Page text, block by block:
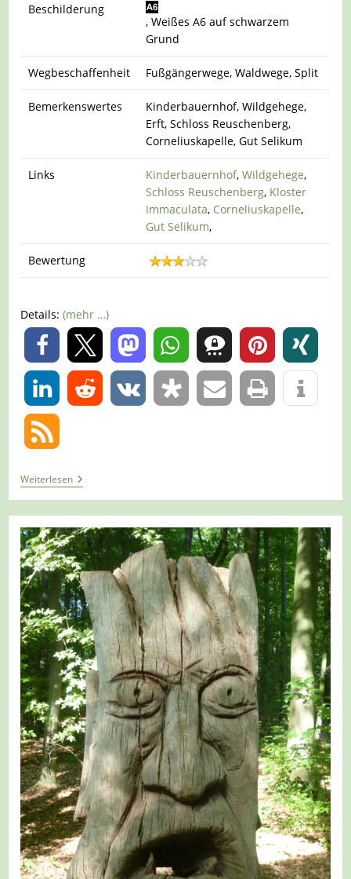
Beschilderung
, Weißes A6 auf schwarzem
Grund
Wegbeschaffenheit Fußgängerwege, Waldwege, Split
Bemerkenswertes
Kinderbauernhof, Wildgehege,
Erft, Schloss Reuschenberg,
Corneliuskapelle, Gut Selikum
Links Kinderbauernhof,Wildgehege,
Schloss Reuschenberg, Kloster
Immaculata, Corneliuskapelle,
Gut Selikum,
Bewertung
Details:(mehr …)
0
0
WeiterlesenTour
547
–
Neuss
–
Auf
Dem
A6
Zur
Erft
Und
Zu
Schloss
Reuschenberg